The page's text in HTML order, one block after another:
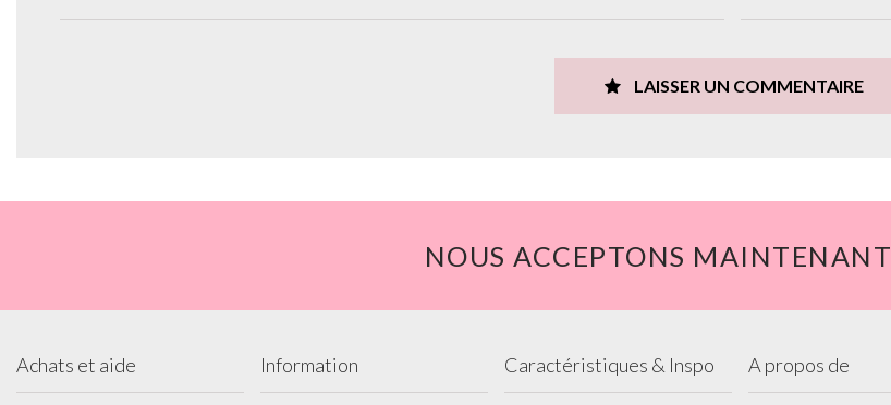
LAISSER UN COMMENTAIRE
NOUS ACCEPTONS MAINTENANT
Achats et aide Information Caractéristiques & Inspo A propos de